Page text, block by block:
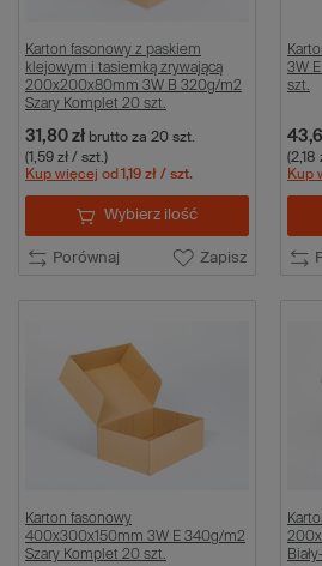
Karton fasonowy z paskiem
klejowym i tasiemką zrywającą
200x200x80mm 3W B 320g/m2
Szary Komplet 20 szt.
31,80 zł brutto za 20 szt.
(1,59 zł / szt.)
Kup więcej od 1,19 zł / szt.
Porównaj Zapisz
Wybierz ilość
3W
szt.
(2,18
Kup
Karton fasonowy
400x300x150mm 3W E 340g/m2
Szary Komplet 20 szt.